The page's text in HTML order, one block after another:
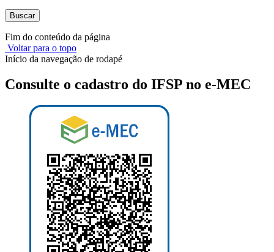
Buscar
Fim do conteúdo da página
Voltar para o topo
Início da navegação de rodapé
Consulte o cadastro do IFSP no e-MEC